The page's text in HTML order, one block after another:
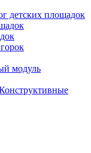
детских площадок
модуль